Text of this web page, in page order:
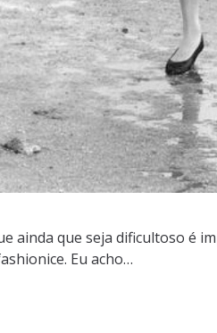
ainda que seja dificultoso é
Eu acho…